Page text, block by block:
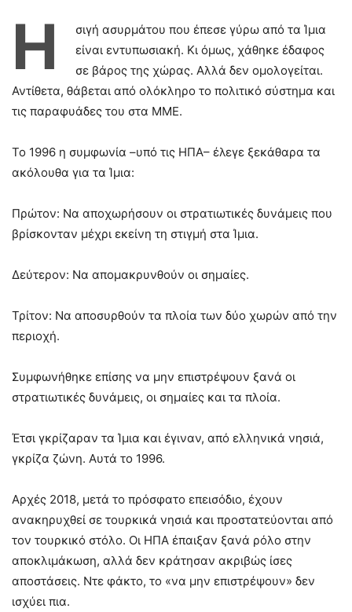
Η
σιγή ασυρμάτου που έπεσε γύρω από τα Ίμια
είναι εντυπωσιακή. Κι όμως, χάθηκε έδαφος
σε βάρος της χώρας. Αλλά δεν ομολογείται.
Αντίθετα, θάβεται από ολόκληρο το πολιτικό σύστημα και
τις παραφυάδες του στα ΜΜΕ.
Το 1996 η συμφωνία –υπό τις ΗΠΑ– έλεγε ξεκάθαρα τα
ακόλουθα για τα Ίμια:
Πρώτον: Να αποχωρήσουν οι στρατιωτικές δυνάμεις που
βρίσκονταν μέχρι εκείνη τη στιγμή στα Ίμια.
Δεύτερον: Να απομακρυνθούν οι σημαίες.
Τρίτον: Να αποσυρθούν τα πλοία των δύο χωρών από την
περιοχή.
Συμφωνήθηκε επίσης να μην επιστρέψουν ξανά οι
στρατιωτικές δυνάμεις, οι σημαίες και τα πλοία.
Έτσι γκρίζαραν τα Ίμια και έγιναν, από ελληνικά νησιά,
γκρίζα ζώνη. Αυτά το 1996.
Αρχές 2018, μετά το πρόσφατο επεισόδιο, έχουν
ανακηρυχθεί σε τουρκικά νησιά και προστατεύονται από
τον τουρκικό στόλο. Οι ΗΠΑ έπαιξαν ξανά ρόλο στην
αποκλιμάκωση, αλλά δεν κράτησαν ακριβώς ίσες
αποστάσεις. Ντε φάκτο, το «να μην επιστρέψουν» δεν
ισχύει πια.